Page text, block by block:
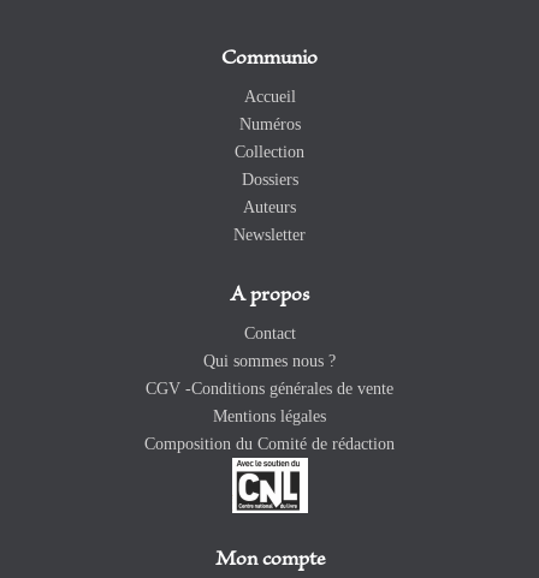
Communio
Accueil
Numéros
Collection
Dossiers
Auteurs
Newsletter
A propos
Contact
Qui sommes nous ?
CGV -Conditions générales de vente
Mentions légales
Composition du Comité de rédaction
Mon compte